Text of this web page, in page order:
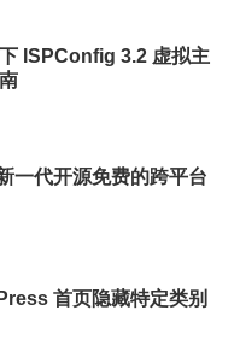
ISPConfig 3.2 虚拟主
一代开源免费的跨平台
首页隐藏特定类别